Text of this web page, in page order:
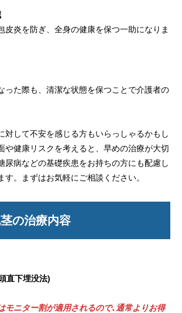
皮炎を防ぎ、全身の健康を保つ一助になりま
った際も、清潔な状態を保つことで介護者の
対して不安を感じる方もいらっしゃるかもし
や健康リスクを考えると、早めの治療が大切
尿病などの基礎疾患をお持ちの方にも配慮し
す。まずはお気軽にご相談ください。
の治療内容
直下埋没法)
モニター割が適用されるので､通常よりお得